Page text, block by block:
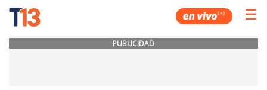
☰
PUBLICIDAD